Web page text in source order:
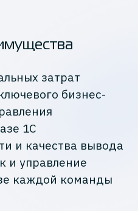
затрат
бизнес-
1С
и качества вывода
и управление
каждой команды